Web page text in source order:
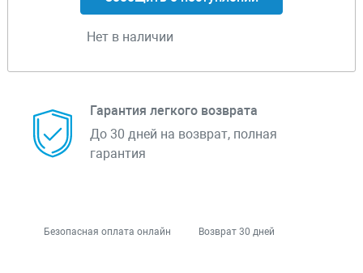
Нет в наличии
Гарантия легкого возврата
До 30 дней на возврат, полная
гарантия
Безопасная оплата онлайн Возврат 30 дней